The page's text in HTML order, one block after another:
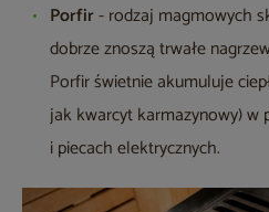
Porfir- rodzaj magmowych
dobrze znoszą trwałe
Porfir świetnie akumuluje
jak kwarcyt karmazynowy) w
i piecach elektrycznych.